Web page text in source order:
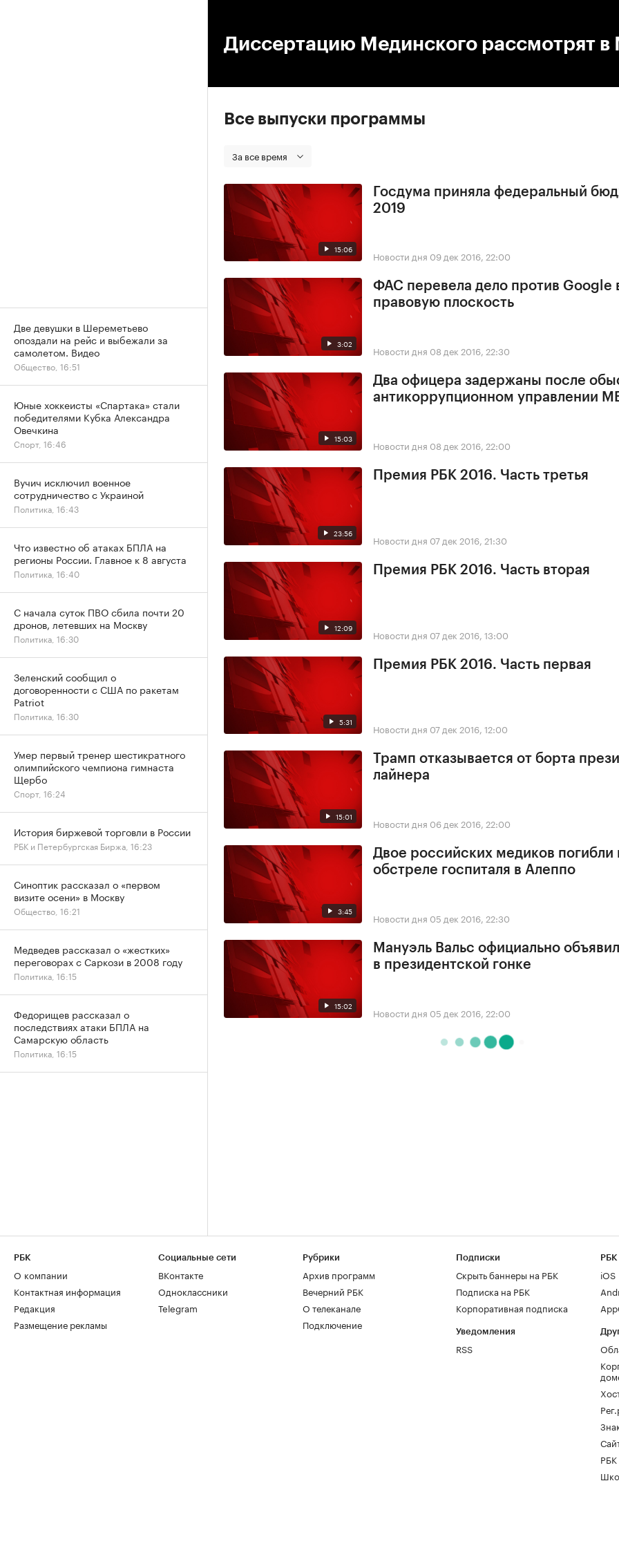
Диссертацию Мединского рассмотрят в
Все выпуски программы
За все время
15:06
Госдума приняла федеральный
2019
Новости дня 09 дек 2016, 22:00
3:02
ФАС перевела дело против Google
правовую плоскость
Новости дня 08 дек 2016, 22:30
15:03
Два офицера задержаны после
антикоррупционном управлении
Новости дня 08 дек 2016, 22:00
23:56
Премия РБК 2016. Часть третья
Новости дня 07 дек 2016, 21:30
12:09
Премия РБК 2016. Часть вторая
Новости дня 07 дек 2016, 13:00
5:31
Премия РБК 2016. Часть первая
Новости дня 07 дек 2016, 12:00
15:01
Трамп отказывается от борта
лайнера
Новости дня 06 дек 2016, 22:00
3:45
Двое российских медиков погибли
обстреле госпиталя в Алеппо
Новости дня 05 дек 2016, 22:30
15:02
Мануэль Вальс официально
в президентской гонке
Новости дня 05 дек 2016, 22:00
Две девушки в Шереметьево
опоздали на рейс и выбежали за
самолетом. Видео
Общество, 16:51
Юные хоккеисты «Спартака» стали
победителями Кубка Александра
Овечкина
Спорт, 16:46
Вучич исключил военное
сотрудничество с Украиной
Политика, 16:43
Что известно об атаках БПЛА на
регионы России. Главное к 8 августа
Политика, 16:40
С начала суток ПВО сбила почти 20
дронов, летевших на Москву
Политика, 16:30
Зеленский сообщил о
договоренности с США по ракетам
Patriot
Политика, 16:30
Умер первый тренер шестикратного
олимпийского чемпиона гимнаста
Щербо
Спорт, 16:24
История биржевой торговли в России
РБК и Петербургская Биржа, 16:23
Синоптик рассказал о «первом
визите осени» в Москву
Общество, 16:21
Медведев рассказал о «жестких»
переговорах с Саркози в 2008 году
Политика, 16:15
Федорищев рассказал о
последствиях атаки БПЛА на
Самарскую область
Политика, 16:15
РБК
О компании
Контактная информация
Редакция
Размещение рекламы
Социальные сети
ВКонтакте
Одноклассники
Telegram
Рубрики
Архив программ
Вечерний РБК
О телеканале
Подключение
Подписки
Скрыть баннеры на РБК
Подписка на РБК
Корпоративная подписка
Уведомления
RSS
РБК
iOS